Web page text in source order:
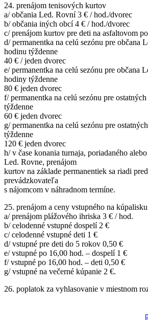
24. prenájom tenisových kurtov
a/ občania Led. Rovní 3 € / hod./dvorec
b/ občania iných obcí 4 € / hod./dvorec
c/ prenájom kurtov pre deti na asfaltovom
d/ permanentka na celú sezónu pre občana
hodinu týždenne
40 € / jeden dvorec
e/ permanentka na celú sezónu pre občana
hodiny týždenne
80 € jeden dvorec
f/ permanentka na celú sezónu pre
týždenne
60 € jeden dvorec
g/ permanentka na celú sezónu pre
týždenne
120 € jeden dvorec
h/ v čase konania turnaja, poriadaného
Led. Rovne, prenájom
kurtov na základe permanentiek sa riadi
prevádzkovateľa
s nájomcom v náhradnom termíne.
25. prenájom a ceny vstupného na kúpalisku
a/ prenájom plážového ihriska 3 € / hod.
b/ celodenné vstupné dospelí 2 €
c/ celodenné vstupné deti 1 €
d/ vstupné pre deti do 5 rokov 0,50 €
e/ vstupné po 16,00 hod. – dospelí 1 €
f/ vstupné po 16,00 hod. – deti 0,50 €
g/ vstupné na večerné kúpanie 2 €.
26. poplatok za vyhlasovanie v miestnom